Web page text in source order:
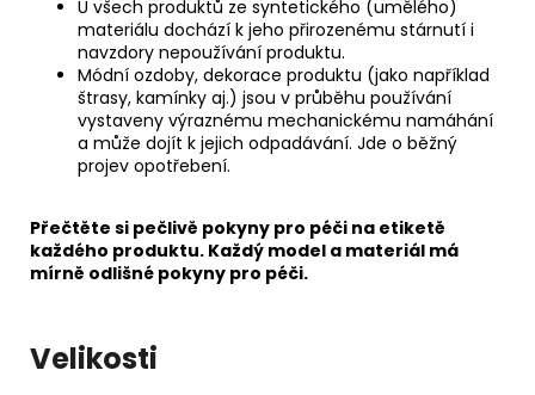
U všech produktů ze syntetického (umělého)
materiálu dochází k jeho přirozenému stárnutí i
navzdory nepoužívání produktu.
Módní ozdoby, dekorace produktu (jako například
štrasy, kamínky aj.) jsou v průběhu používání
vystaveny výraznému mechanickému namáhání
a může dojít k jejich odpadávání. Jde o běžný
projev opotřebení.
Přečtěte si pečlivě pokyny pro péči na etiketě
každého produktu. Každý model a materiál má
mírně odlišné pokyny pro péči.
Velikosti